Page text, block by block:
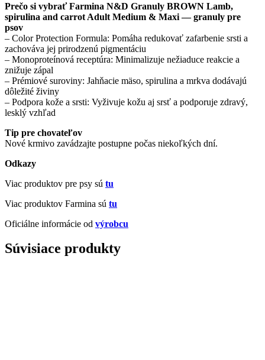
Prečo si vybrať Farmina N&D Granuly BROWN Lamb,
spirulina and carrot Adult Medium & Maxi — granuly pre
psov
– Color Protection Formula: Pomáha redukovať zafarbenie srsti a
zachováva jej prirodzenú pigmentáciu
– Monoproteínová receptúra: Minimalizuje nežiaduce reakcie a
znižuje zápal
– Prémiové suroviny: Jahňacie mäso, spirulina a mrkva dodávajú
dôležité živiny
– Podpora kože a srsti: Vyživuje kožu aj srsť a podporuje zdravý,
lesklý vzhľad
Tip pre chovateľov
Nové krmivo zavádzajte postupne počas niekoľkých dní.
Odkazy
Viac produktov pre psy sú tu
Viac produktov Farmina sú tu
Oficiálne informácie od výrobcu
Súvisiace produkty